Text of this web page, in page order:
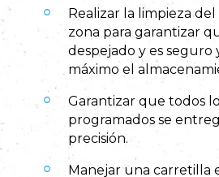
Realizar la limpieza
zona para garantizar
despejado y es seguro
máximo el
Garantizar que todos
programados se
precisión.
Manejar una carretilla